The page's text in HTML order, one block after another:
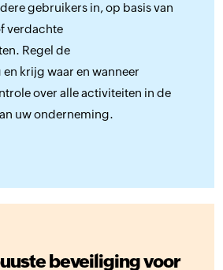
gebruikers in, op basis van
verdachte
Regel de
krijg waar en wanneer
over alle activiteiten in de
uw onderneming.
beveiliging voor